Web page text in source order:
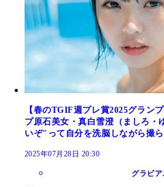
【春のTGIF週プレ賞2025グラン
プ原石美女・真白雪澄（ましろ・
いぞ"って自分を洗脳しながら撮ら
2025年07月28日 20:30
グラビア